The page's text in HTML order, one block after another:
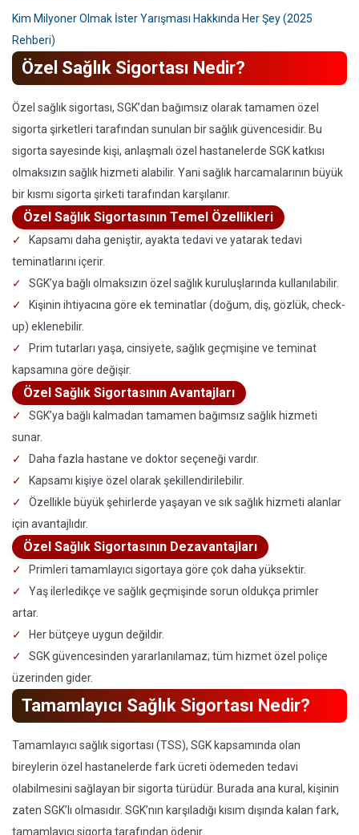
Kim Milyoner Olmak İster Yarışması Hakkında Her Şey (2025
Rehberi)
Özel Sağlık Sigortası Nedir?
Özel sağlık sigortası, SGK’dan bağımsız olarak tamamen özel
sigorta şirketleri tarafından sunulan bir sağlık güvencesidir. Bu
sigorta sayesinde kişi, anlaşmalı özel hastanelerde SGK katkısı
olmaksızın sağlık hizmeti alabilir. Yani sağlık harcamalarının büyük
bir kısmı sigorta şirketi tarafından karşılanır.
Özel Sağlık Sigortasının Temel Özellikleri
Kapsamı daha geniştir, ayakta tedavi ve yatarak tedavi
teminatlarını içerir.
SGK’ya bağlı olmaksızın özel sağlık kuruluşlarında kullanılabilir.
Kişinin ihtiyacına göre ek teminatlar (doğum, diş, gözlük, check-
up) eklenebilir.
Prim tutarları yaşa, cinsiyete, sağlık geçmişine ve teminat
kapsamına göre değişir.
Özel Sağlık Sigortasının Avantajları
SGK’ya bağlı kalmadan tamamen bağımsız sağlık hizmeti
sunar.
Daha fazla hastane ve doktor seçeneği vardır.
Kapsamı kişiye özel olarak şekillendirilebilir.
Özellikle büyük şehirlerde yaşayan ve sık sağlık hizmeti alanlar
için avantajlıdır.
Özel Sağlık Sigortasının Dezavantajları
Primleri tamamlayıcı sigortaya göre çok daha yüksektir.
Yaş ilerledikçe ve sağlık geçmişinde sorun oldukça primler
artar.
Her bütçeye uygun değildir.
SGK güvencesinden yararlanılamaz; tüm hizmet özel poliçe
üzerinden gider.
Tamamlayıcı Sağlık Sigortası Nedir?
Tamamlayıcı sağlık sigortası (TSS), SGK kapsamında olan
bireylerin özel hastanelerde fark ücreti ödemeden tedavi
olabilmesini sağlayan bir sigorta türüdür. Burada ana kural, kişinin
zaten SGK’lı olmasıdır. SGK’nın karşıladığı kısım dışında kalan fark,
tamamlayıcı sigorta tarafından ödenir.